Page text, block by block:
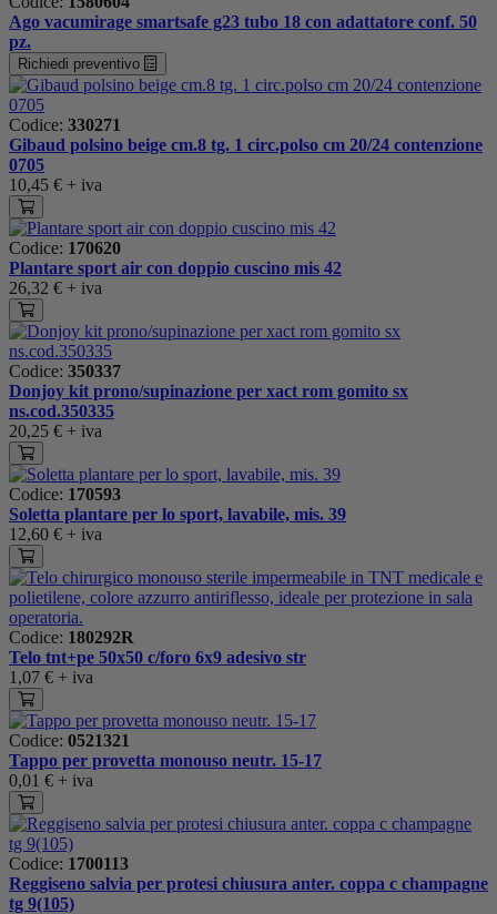
Ago vacumirage smartsafe g23 tubo 18 con adattatore conf. 50
pz.
Richiedi preventivo
Codice: 330271
Gibaud polsino beige cm.8 tg. 1 circ.polso cm 20/24 contenzione
0705
10,45 € + iva
Codice: 170620
Plantare sport air con doppio cuscino mis 42
26,32 € + iva
Codice: 350337
Donjoy kit prono/supinazione per xact rom gomito sx
ns.cod.350335
20,25 € + iva
Codice: 170593
Soletta plantare per lo sport, lavabile, mis. 39
12,60 € + iva
Codice: 180292R
Telo tnt+pe 50x50 c/foro 6x9 adesivo str
1,07 € + iva
Codice: 0521321
Tappo per provetta monouso neutr. 15-17
0,01 € + iva
Codice: 1700113
Reggiseno salvia per protesi chiusura anter. coppa c champagne
tg 9(105)